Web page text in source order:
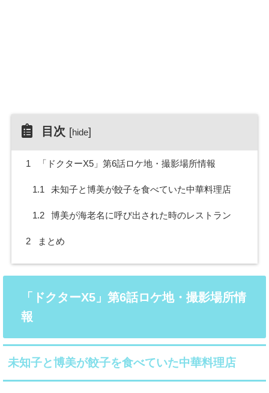
目次 [hide]
1 「ドクターX5」第6話ロケ地・撮影場所情報
1.1 未知子と博美が餃子を食べていた中華料理店
1.2 博美が海老名に呼び出された時のレストラン
2 まとめ
「ドクターX5」第6話ロケ地・撮影場所情
報
未知子と博美が餃子を食べていた中華料理店